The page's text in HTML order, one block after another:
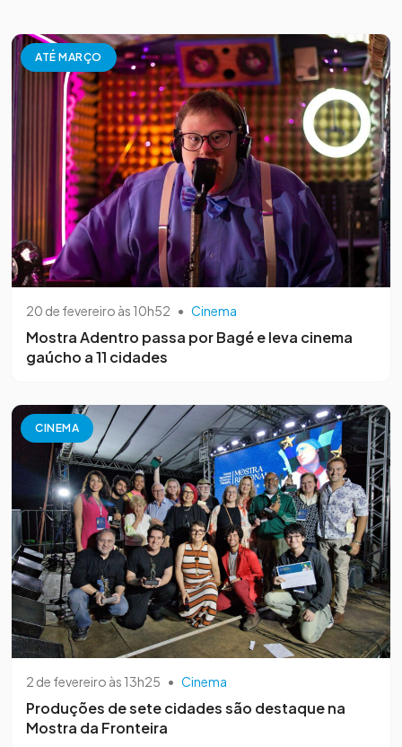
ATÉ MARÇO
20 de fevereiro às 10h52 • Cinema
Mostra Adentro passa por Bagé e leva cinema
gaúcho a 11 cidades
CINEMA
2 de fevereiro às 13h25 • Cinema
Produções de sete cidades são destaque na
Mostra da Fronteira